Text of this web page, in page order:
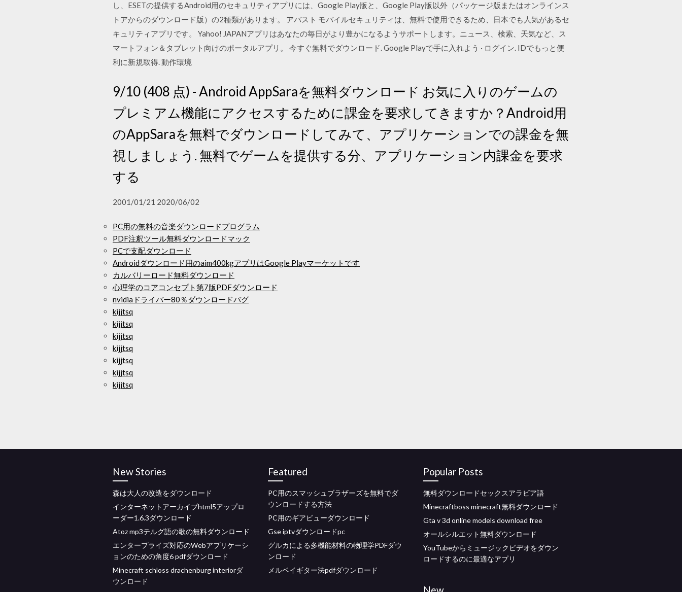
し、ESETの提供するAndroid用のセキュリティアプリには、Google Play版と、Google Play版以外（パッケージ版またはオンラインス
トアからのダウンロード版）の2種類があります。 アバスト モバイルセキュリティは、無料で使用できるため、日本でも人気があるセ
キュリティアプリです。 Yahoo! JAPANアプリはあなたの毎日がより豊かになるようサポートします。ニュース、検索、天気など、ス
マートフォン＆タブレット向けのポータルアプリ。 今すぐ無料でダウンロード. Google Playで手に入れよう · ログイン. IDでもっと便
利に新規取得. 動作環境
9/10 (408 点) - Android AppSaraを無料ダウンロード お気に入りのゲームの
プレミアム機能にアクセスするために課金を要求してきますか？Android用
のAppSaraを無料でダウンロードしてみて、アプリケーションでの課金を無
視しましょう. 無料でゲームを提供する分、アプリケーション内課金を要求
する
2001/01/21 2020/06/02
PC用の無料の音楽ダウンロードプログラム
PDF注釈ツール無料ダウンロードマック
PCで支配ダウンロード
Androidダウンロード用のaim400kgアプリはGoogle Playマーケットです
カルバリーロード無料ダウンロード
心理学のコアコンセプト第7版PDFダウンロード
nvidiaドライバー80％ダウンロードバグ
kijjtsq
kijjtsq
kijjtsq
kijjtsq
kijjtsq
kijjtsq
kijjtsq
New Stories
森は大人の改造をダウンロード
インターネットアーカイブhtml5アップロ
ーダー1.6.3ダウンロード
Atoz mp3テルグ語の歌の無料ダウンロード
エンタープライズ対応のWebアプリケーシ
ョンのための角度6 pdfダウンロード
Minecraft schloss drachenburg interiorダ
ウンロード
Featured
PC用のスマッシュブラザーズを無料でダ
ウンロードする方法
PC用のギアビューダウンロード
Gse iptvダウンロードpc
グルカによる多機能材料の物理学PDFダウ
ンロード
メルベイギター法pdfダウンロード
Popular Posts
無料ダウンロードセックスアラビア語
Minecraftboss minecraft無料ダウンロード
Gta v 3d online models download free
オールシルエット無料ダウンロード
YouTubeからミュージックビデオをダウン
ロードするのに最適なアプリ